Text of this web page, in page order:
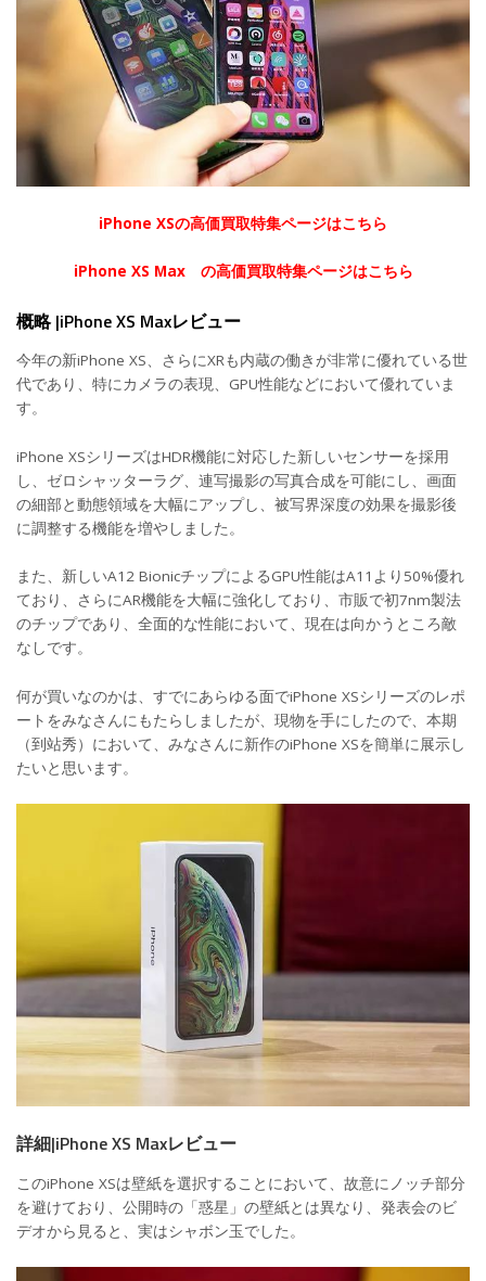
iPhone XSの高価買取特集ページはこちら
iPhone XS Max の高価買取特集ページはこちら
概略 |iPhone XS Maxレビュー
今年の新iPhone XS、さらにXRも内蔵の働きが非常に優れている世
代であり、特にカメラの表現、GPU性能などにおいて優れていま
す。
iPhone XSシリーズはHDR機能に対応した新しいセンサーを採用
し、ゼロシャッターラグ、連写撮影の写真合成を可能にし、画面
の細部と動態領域を大幅にアップし、被写界深度の効果を撮影後
に調整する機能を増やしました。
また、新しいA12 BionicチップによるGPU性能はA11より50%優れ
ており、さらにAR機能を大幅に強化しており、市販で初7nm製法
のチップであり、全面的な性能において、現在は向かうところ敵
なしです。
何が買いなのかは、すでにあらゆる面でiPhone XSシリーズのレポ
ートをみなさんにもたらしましたが、現物を手にしたので、本期
（到站秀）において、みなさんに新作のiPhone XSを簡単に展示し
たいと思います。
詳細|iPhone XS Maxレビュー
このiPhone XSは壁紙を選択することにおいて、故意にノッチ部分
を避けており、公開時の「惑星」の壁紙とは異なり、発表会のビ
デオから見ると、実はシャボン玉でした。